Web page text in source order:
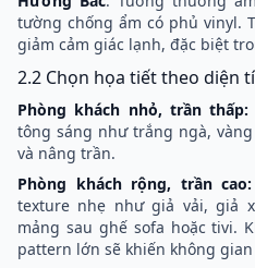
tường chống ẩm có phủ vinyl.
giảm cảm giác lạnh, đặc biệt
2.2 Chọn họa tiết theo diện
Phòng khách nhỏ, trần thấp:
tông sáng như trắng ngà,
và nâng trần.
Phòng khách rộng, trần cao:
texture nhẹ như giả vải, giả
mảng sau ghế sofa hoặc tivi.
pattern lớn sẽ khiến không gian